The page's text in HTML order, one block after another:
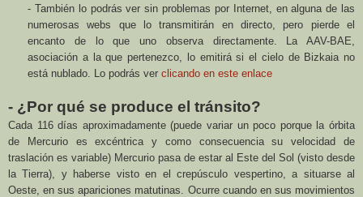
- También lo podrás ver sin problemas por Internet, en alguna de las
numerosas webs que lo transmitirán en directo, pero pierde el
encanto de lo que uno observa directamente. La AAV-BAE
asociación a la que pertenezco, lo emitirá si el cielo de Bizkaia no
está nublado. Lo podrás ver clicando en este enlace
- ¿Por qué se produce el tránsito?
Cada 116 días aproximadamente (puede variar un poco porque la órbita
de Mercurio es excéntrica y como consecuencia su velocidad de
traslación es variable) Mercurio pasa de estar al Este del Sol (visto desde
la Tierra), y haberse visto en el crepúsculo vespertino, a situarse al
Oeste, en sus apariciones matutinas. Ocurre cuando en sus movimientos